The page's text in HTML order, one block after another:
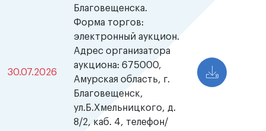
30.07.2026
Благовещенска.
Форма торгов:
электронный аукцион.
Адрес организатора
аукциона: 675000,
Амурская область, г.
Благовещенск,
ул.Б.Хмельницкого, д.
8/2, каб. 4, телефон/